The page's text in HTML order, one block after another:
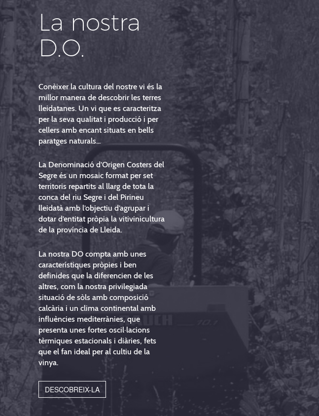
La nostra
D.O.
Conèixer la cultura del nostre vi és la
millor manera de descobrir les terres
lleidatanes. Un vi que es caracteritza
per la seva qualitat i producció i per
cellers amb encant situats en bells
paratges naturals...
La Denominació d’Origen Costers del
Segre és un mosaic format per set
territoris repartits al llarg de tota la
conca del riu Segre i del Pirineu
lleidatà amb l’objectiu d’agrupar i
dotar d’entitat pròpia la vitivinicultura
de la província de Lleida.
La nostra DO compta amb unes
característiques pròpies i ben
definides que la diferencien de les
altres, com la nostra privilegiada
situació de sòls amb composició
calcària i un clima continental amb
influències mediterrànies, que
presenta unes fortes oscil·lacions
tèrmiques estacionals i diàries, fets
que el fan ideal per al cultiu de la
vinya.
DESCOBREIX-LA